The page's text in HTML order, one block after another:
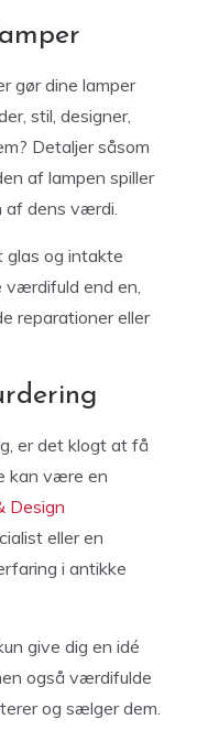
gør dine lamper
stil, designer,
Detaljer såsom
af lampen spiller
af dens værdi.
glas og intakte
end en,
reparationer eller
er det klogt at få
kan være en
Design
eller en
i antikke
give dig en idé
også værdifulde
og sælger dem.